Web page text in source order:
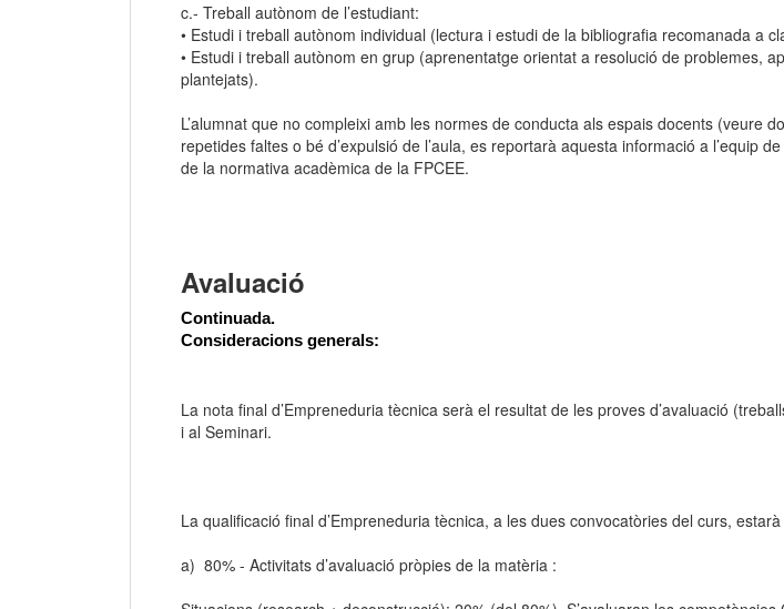
c.- Treball autònom de l’estudiant:
• Estudi i treball autònom individual (lectura i estudi de la bibliografia recomanada a
• Estudi i treball autònom en grup (aprenentatge orientat a resolució de problemes,
plantejats).
L’alumnat que no compleixi amb les normes de conducta als espais docents (veure
repetides faltes o bé d’expulsió de l’aula, es reportarà aquesta informació a
de la normativa acadèmica de la FPCEE.
Avaluació
Continuada.
Consideracions generals:
La nota final d’Empreneduria tècnica serà el resultat de les proves d’avaluació
i al Seminari.
La qualificació final d’Empreneduria tècnica, a les dues convocatòries del curs,
a) 80% - Activitats d’avaluació pròpies de la matèria :